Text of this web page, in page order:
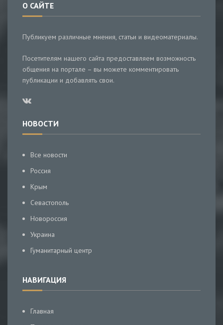
О САЙТЕ
Публикуем различные мнения, статьи и видеоматериалы.
Посетителям нашего сайта предоставляем возможность
общения на портале – вы можете комментировать
публикации и добавлять свои.
НОВОСТИ
Все новости
Россия
Крым
Севастополь
Новороссия
Украина
Гуманитарный центр
НАВИГАЦИЯ
Главная